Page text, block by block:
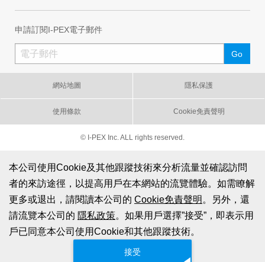
申請訂閱I-PEX電子郵件
網站地圖 隱私保護
使用條款 Cookie免責聲明
© I-PEX Inc. ALL rights reserved.
本公司使用Cookie及其他跟蹤技術來分析流量並確認訪問
者的來訪途徑，以提高用戶在本網站的流覽體驗。如需瞭解
更多或退出，請閱讀本公司的 Cookie免責聲明 。另外，還
請流覽本公司的 隱私政策。如果用戶選擇”接受”，即表示用
戶已同意本公司使用Cookie和其他跟蹤技術。
接受